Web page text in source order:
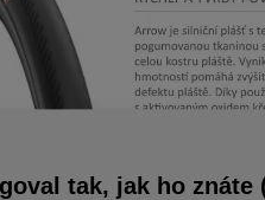
tak, jak ho znáte